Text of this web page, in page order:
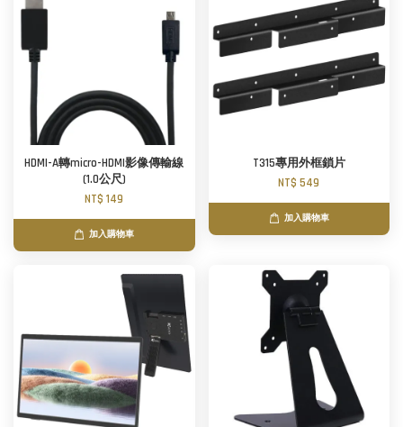
HDMI-A轉micro-HDMI影像傳輸線
(1.0公尺)
NT$ 149
加入購物車
T315專用外框鎖片
NT$ 549
加入購物車